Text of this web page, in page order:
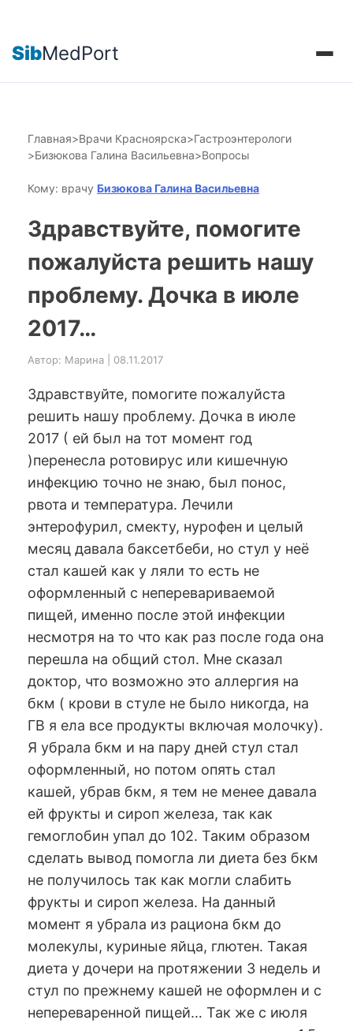
SibMedPort
Главная>Врачи Красноярска>Гастроэнтерологи
>Бизюкова Галина Васильевна>Вопросы
Кому: врачу Бизюкова Галина Васильевна
Здравствуйте, помогите
пожалуйста решить нашу
проблему. Дочка в июле
2017…
Автор: Марина | 08.11.2017
Здравствуйте, помогите пожалуйста
решить нашу проблему. Дочка в июле
2017 ( ей был на тот момент год
)перенесла ротовирус или кишечную
инфекцию точно не знаю, был понос,
рвота и температура. Лечили
энтерофурил, смекту, нурофен и целый
месяц давала баксетбеби, но стул у неё
стал кашей как у ляли то есть не
оформленный с неперевариваемой
пищей, именно после этой инфекции
несмотря на то что как раз после года она
перешла на общий стол. Мне сказал
доктор, что возможно это аллергия на
бкм ( крови в стуле не было никогда, на
ГВ я ела все продукты включая молочку).
Я убрала бкм и на пару дней стул стал
оформленный, но потом опять стал
кашей, убрав бкм, я тем не менее давала
ей фрукты и сироп железа, так как
гемоглобин упал до 102. Таким образом
сделать вывод помогла ли диета без бкм
не получилось так как могли слабить
фрукты и сироп железа. На данный
момент я убрала из рациона бкм до
молекулы, куриные яйца, глютен. Такая
диета у дочери на протяжении 3 недель и
стул по прежнему кашей не оформлен и с
непереваренной пищей… Так же с июля